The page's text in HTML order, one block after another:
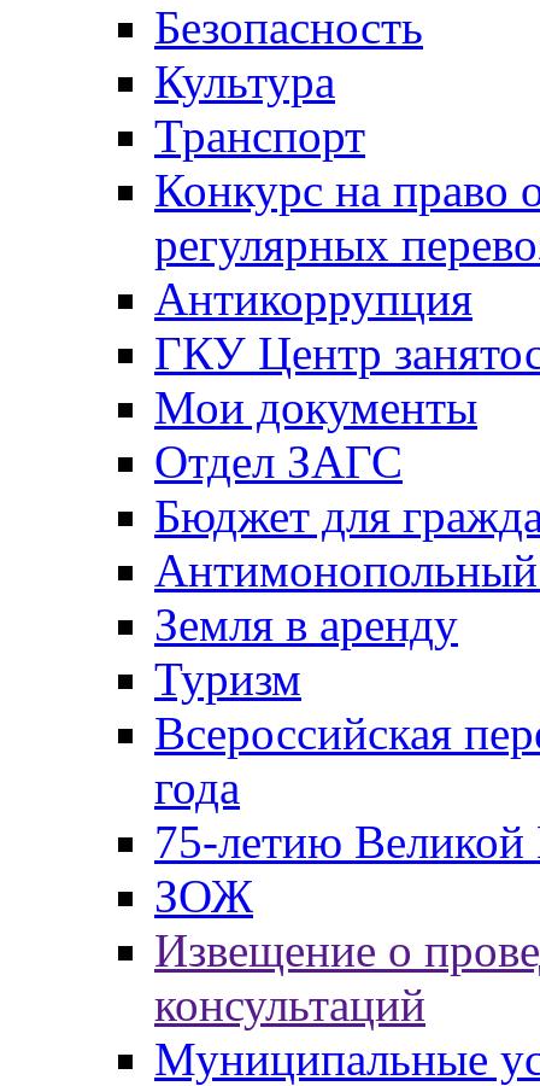
Безопасность
Культура
Транспорт
Конкурс на право
регулярных
Антикоррупция
ГКУ Центр
Мои документы
Отдел ЗАГС
Бюджет для
Антимонопольный
Земля в аренду
Туризм
Всероссийская
года
75-летию
ЗОЖ
Извещение о
консультаций
Муниципальные